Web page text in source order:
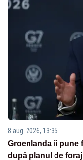
8 aug. 2026, 13:35
Groenlanda îi pune
după planul de foraj